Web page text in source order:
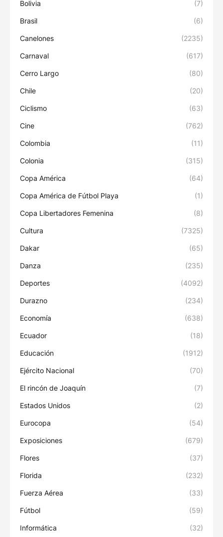
Bolivia (7)
Brasil (6)
Canelones (2235)
Carnaval (617)
Cerro Largo (80)
Chile (20)
Ciclismo (63)
Cine (762)
Colombia (11)
Colonia (315)
Copa América (64)
Copa América de Fútbol Playa (1)
Copa Libertadores Femenina (8)
Cultura (7325)
Dakar (65)
Danza (235)
Deportes (4092)
Durazno (234)
Economía (638)
Ecuador (18)
Educación (1912)
Ejército Nacional (70)
El rincón de Joaquín (7)
Estados Unidos (2)
Eurocopa (54)
Exposiciones (679)
Flores (37)
Florida (232)
Fuerza Aérea (33)
Fútbol (59)
Informática (32)